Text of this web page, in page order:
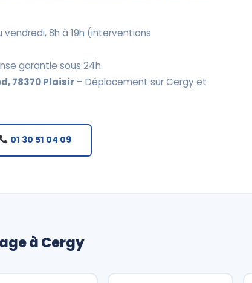
vendredi, 8h à 19h (interventions
garantie sous 24h
78370 Plaisir– Déplacement sur Cergy et
01 30 51 04 09
à Cergy